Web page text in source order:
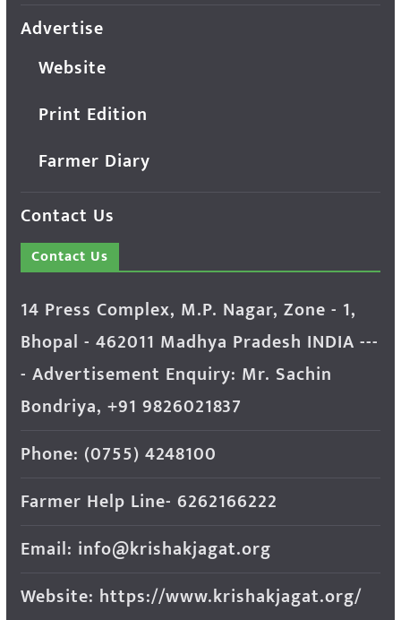
Advertise
Website
Print Edition
Farmer Diary
Contact Us
Contact Us
14 Press Complex, M.P. Nagar, Zone - 1,
Bhopal - 462011 Madhya Pradesh INDIA ---
- Advertisement Enquiry: Mr. Sachin
Bondriya, +91 9826021837
Phone: (0755) 4248100
Farmer Help Line- 6262166222
Email: info@krishakjagat.org
Website: https://www.krishakjagat.org/